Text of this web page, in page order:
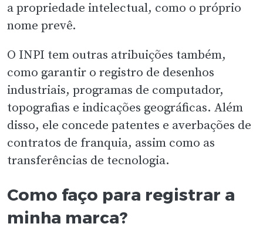
a propriedade intelectual, como o próprio
nome prevê.
O INPI tem outras atribuições também,
como garantir o registro de desenhos
industriais, programas de computador,
topografias e indicações geográficas. Além
disso, ele concede patentes e averbações de
contratos de franquia, assim como as
transferências de tecnologia.
Como faço para registrar a
minha marca?